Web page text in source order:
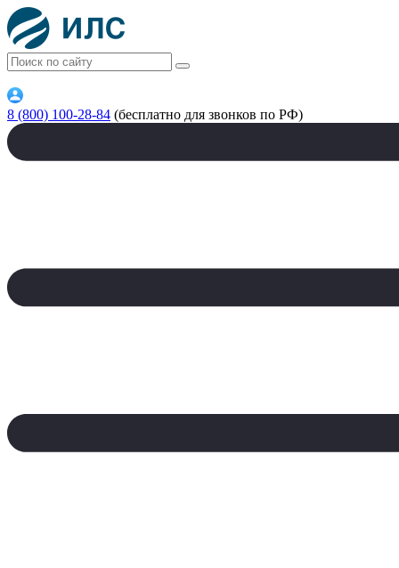
8 (800) 100-28-84 (бесплатно для звонков по РФ)